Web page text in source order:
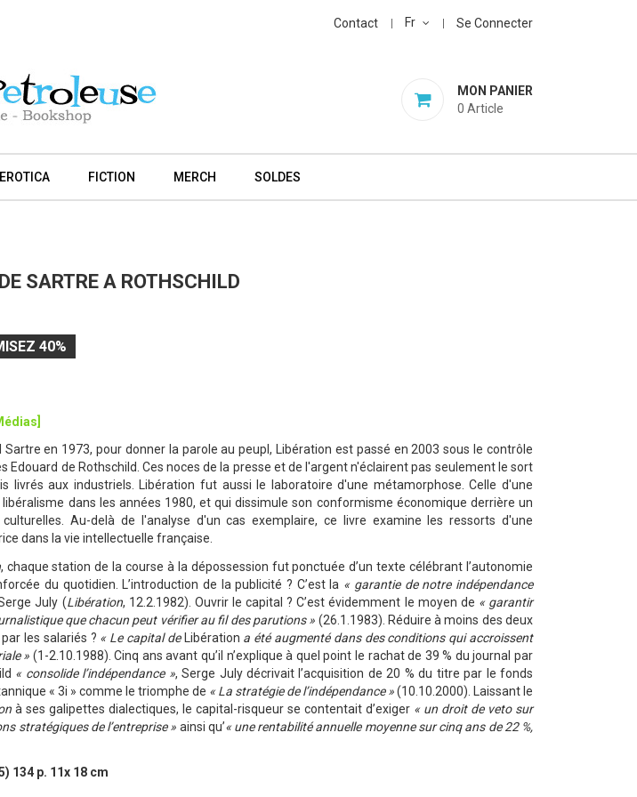
Contact Fr Se Connecter
MON PANIER
0 Article
EROTICA FICTION MERCH SOLDES
SARTRE A ROTHSCHILD
40%
Sartre en 1973, pour donner la parole au peupl, Libération est passé en 2003 sous le contrôle
Edouard de Rothschild. Ces noces de la presse et de l'argent n'éclairent pas seulement le sort
livrés aux industriels. Libération fut aussi le laboratoire d'une métamorphose. Celle d'une
dans les années 1980, et qui dissimule son conformisme économique derrière un
Au-delà de l'analyse d'un cas exemplaire, ce livre examine les ressorts d'une
dans la vie intellectuelle française.
, chaque station de la course à la dépossession fut ponctuée d’un texte célébrant l’autonomie
du quotidien. L’introduction de la publicité ? C’est la « garantie de notre indépendance
July (Libération, 12.2.1982). Ouvrir le capital ? C’est évidemment le moyen de « garantir
que chacun peut vérifier au fil des parutions » (26.1.1983). Réduire à moins des deux
les salariés ? « Le capital deLibération a été augmenté dans des conditions qui accroissent
» (1-2.10.1988). Cinq ans avant qu’il n’explique à quel point le rachat de 39 % du journal par
« consolide l’indépendance», Serge July décrivait l’acquisition de 20 % du titre par le fonds
« 3i » comme le triomphe de « La stratégie de l’indépendance »(10.10.2000). Laissant le
à ses galipettes dialectiques, le capital-risqueur se contentait d’exiger « un droit de veto sur
stratégiques de l’entreprise » ainsi qu’« une rentabilité annuelle moyenne sur cinq ans de 22 %,
134 p. 11x 18 cm